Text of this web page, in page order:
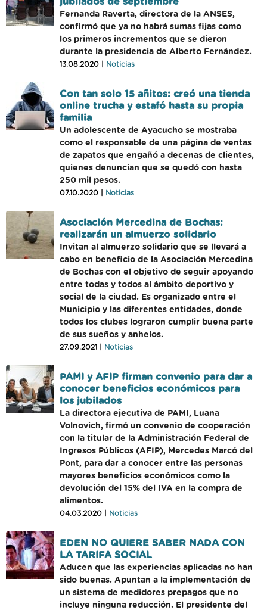
Fernanda Raverta, directora de la ANSES,
confirmó que ya no habrá sumas fijas como
los primeros incrementos que se dieron
durante la presidencia de Alberto Fernández.
13.08.2020 | Noticias
Con tan solo 15 añitos: creó una tienda
online trucha y estafó hasta su propia
familia
Un adolescente de Ayacucho se mostraba
como el responsable de una página de ventas
de zapatos que engañó a decenas de clientes,
quienes denuncian que se quedó con hasta
250 mil pesos.
07.10.2020 | Noticias
Asociación Mercedina de Bochas:
realizarán un almuerzo solidario
Invitan al almuerzo solidario que se llevará a
cabo en beneficio de la Asociación Mercedina
de Bochas con el objetivo de seguir apoyando
entre todas y todos al ámbito deportivo y
social de la ciudad. Es organizado entre el
Municipio y las diferentes entidades, donde
todos los clubes lograron cumplir buena parte
de sus sueños y anhelos.
27.09.2021 | Noticias
PAMI y AFIP firman convenio para dar a
conocer beneficios económicos para
los jubilados
La directora ejecutiva de PAMI, Luana
Volnovich, firmó un convenio de cooperación
con la titular de la Administración Federal de
Ingresos Públicos (AFIP), Mercedes Marcó del
Pont, para dar a conocer entre las personas
mayores beneficios económicos como la
devolución del 15% del IVA en la compra de
alimentos.
04.03.2020 | Noticias
EDEN NO QUIERE SABER NADA CON
LA TARIFA SOCIAL
Aducen que las experiencias aplicadas no han
sido buenas. Apuntan a la implementación de
un sistema de medidores prepagos que no
incluye ninguna reducción. El presidente del